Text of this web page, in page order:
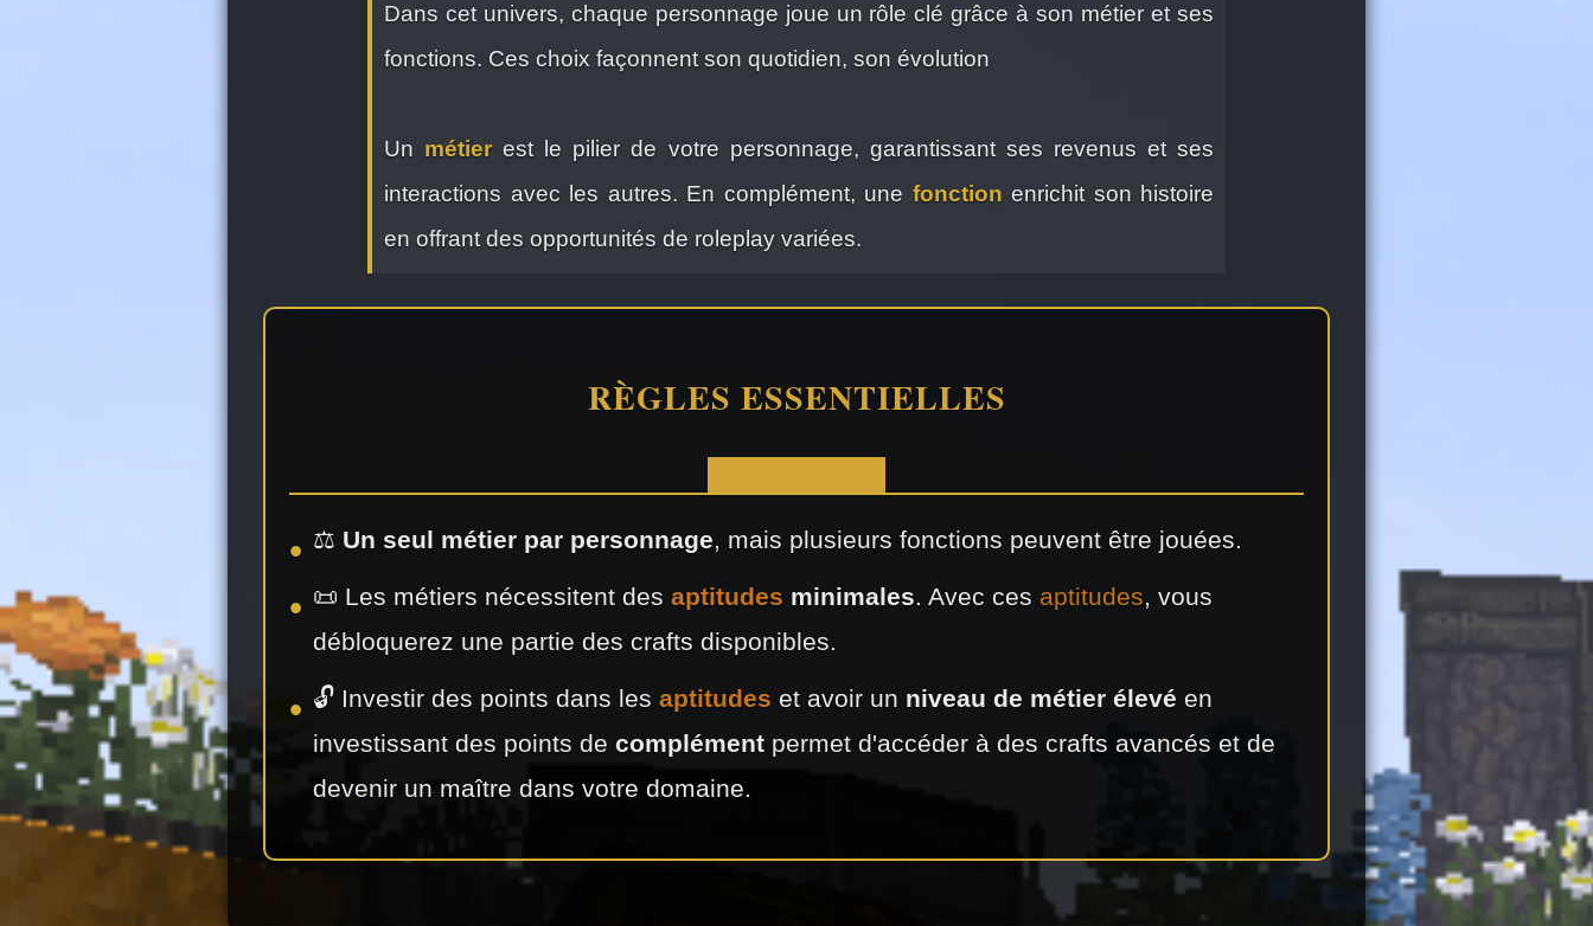
Dans cet univers, chaque personnage joue un rôle clé grâce à son métier et ses
fonctions. Ces choix façonnent son quotidien, son évolution
Un métier est le pilier de votre personnage, garantissant ses revenus et ses
interactions avec les autres. En complément, une fonction enrichit son histoire
en offrant des opportunités de roleplay variées.
RÈGLES ESSENTIELLES
⚖️ Un seul métier par personnage, mais plusieurs fonctions peuvent être jouées.
📜 Les métiers nécessitent des aptitudes minimales. Avec ces aptitudes, vous
débloquerez une partie des crafts disponibles.
🔓 Investir des points dans les aptitudes et avoir un niveau de métier élevé en
investissant des points de complément permet d'accéder à des crafts avancés et de
devenir un maître dans votre domaine.